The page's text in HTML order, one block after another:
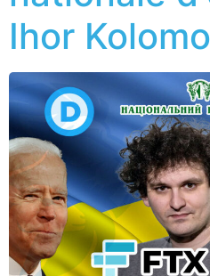
Ihor